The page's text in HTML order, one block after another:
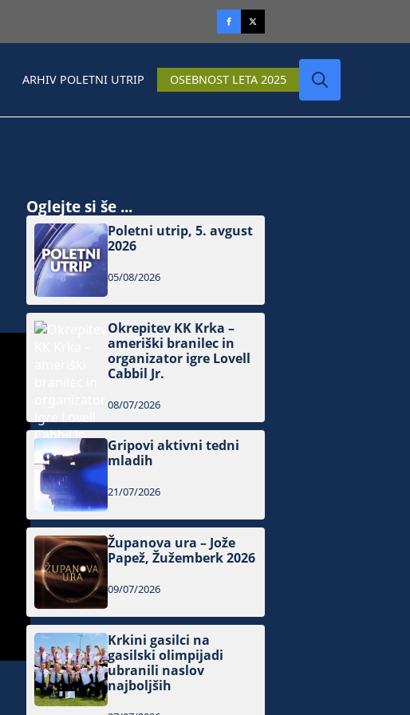
ARHIV POLETNI UTRIP OSEBNOST LETA 2025
Oglejte si še ...
Poletni utrip, 5. avgust
2026
05/08/2026
Okrepitev KK Krka –
ameriški branilec in
organizator igre Lovell
Cabbil Jr.
08/07/2026
Gripovi aktivni tedni
mladih
21/07/2026
Županova ura – Jože
Papež, Žužemberk 2026
09/07/2026
Krkini gasilci na
gasilski olimpijadi
ubranili naslov
najboljših